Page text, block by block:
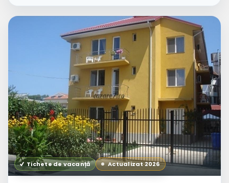
Tichete de vacanță Actualizat 2026